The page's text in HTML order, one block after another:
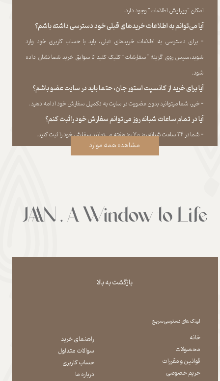
امکان “ویرایش اطلاعات” وجود دارد.​​​​​​​
آیا می‌‏توانم به اطلاعات خریدهای قبلی خود دسترسی داشته باشم؟
​​​​​​​- برای دسترسی به اطلاعات خریدهای قبلی، باید با حساب کاربری خود وارد
شوید،سپس روی گزینه “سفارشات” کلیک کنید تا سوابق خرید شما نشان داده
‏شود.​​​​​​​
آیا برای خرید از کانسپت استور جان، حتما باید در سایت عضو باشم؟
​​​​​​​- خیر، شما میتوانید بدون عضویت در سایت به تکمیل سفارش خود ادامه دهید.​​​​​​​
آیا در تمام ساعات شبانه روز می‌توانم سفارش خود را ثبت کنم؟
​​​​​​​​​​​​​​- شما در ۲۴ ساعت شبانه روز و ۷ روز هفته می‌‏توانید سفارش خود را ثبت کنید.
مشاهده همه موارد
بازگشت به بالا
لینک های دسترسی سریع
خانه
محصولات
قوانین و مقررات
حریم خصوصی
راهنمای خرید
سوالات متداول
حساب کاربری
درباره ما